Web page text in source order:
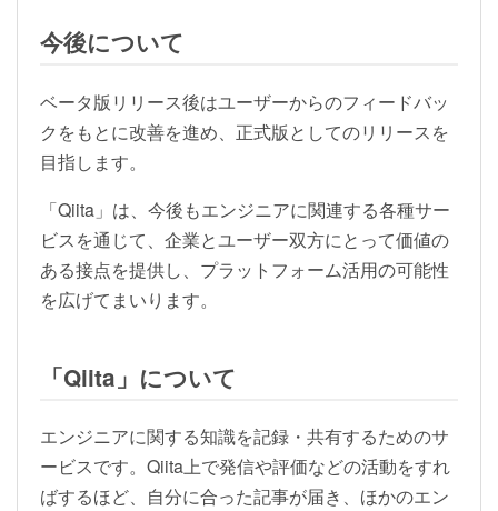
今後について
ベータ版リリース後はユーザーからのフィードバッ
クをもとに改善を進め、正式版としてのリリースを
目指します。
「Qiita」は、今後もエンジニアに関連する各種サー
ビスを通じて、企業とユーザー双方にとって価値の
ある接点を提供し、プラットフォーム活用の可能性
を広げてまいります。
「Qiita」について
エンジニアに関する知識を記録・共有するためのサ
ービスです。Qiita上で発信や評価などの活動をすれ
ばするほど、自分に合った記事が届き、ほかのエン